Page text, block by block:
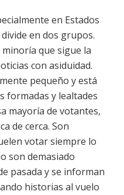
en Estados
en dos grupos.
que sigue la
con asiduidad.
pequeño y está
formadas y lealtades
mayoría de votantes,
de cerca. Son
votar siempre lo
son demasiado
pasada y se informan
historias al vuelo